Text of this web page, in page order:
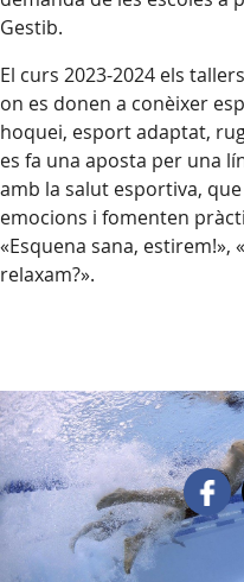
Gestib.
El curs 2023-2024 els
on es donen a conèixer
hoquei, esport adaptat,
es fa una aposta per una
amb la salut esportiva,
emocions i fomenten
«Esquena sana, estirem!»,
relaxam?».